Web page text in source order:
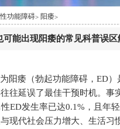
性功能障碍> 阳痿>
可能出现阳痿的常见科普误区
阳痿（勃起功能障碍，ED）
往延误了最佳干预时机。事
ED发生率已达0.1%，且年
现代社会压力增大、生活习